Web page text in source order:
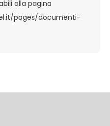
alla pagina
pages/documenti-